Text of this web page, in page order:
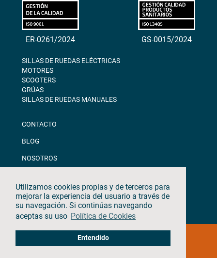
Utilizamos cookies propias y de terceros para
mejorar la experiencia del usuario a través de
su navegación. Si continúas navegando
aceptas su uso Política de Cookies
Entendido
ER-0261/2024 GS-0015/2024
SILLAS DE RUEDAS ELÉCTRICAS
MOTORES
SCOOTERS
GRÚAS
SILLAS DE RUEDAS MANUALES
CONTACTO
BLOG
NOSOTROS
CANAL ÉTICO
©2026 · TEYDER · Todos los derechos reservados
Aviso Legal & Política de Privacidad| Política de Cookies